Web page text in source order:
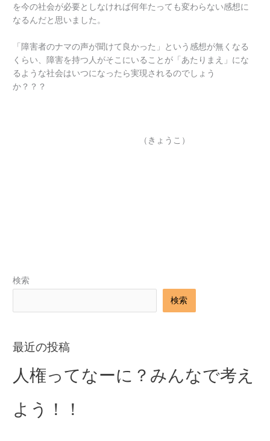
を今の社会が必要としなければ何年たっても変わらない感想に
なるんだと思いました。
「障害者のナマの声が聞けて良かった」という感想が無くなる
くらい、障害を持つ人がそこにいることが「あたりまえ」にな
るような社会はいつになったら実現されるのでしょう
か？？？
（きょうこ）
検索
検索
最近の投稿
人権ってなーに？みんなで考え
よう！！